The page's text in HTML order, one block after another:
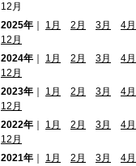
12月
2025年
1月 2月 3月
4月
12月
2024年
1月 2月 3月
4月
12月
2023年
1月 2月 3月
4月
12月
2022年
1月 2月 3月
4月
12月
2021年
1月 2月 3月
4月